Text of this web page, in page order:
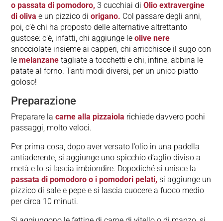
o passata di pomodoro,3 cucchiai di Olio extravergine
di olivae un pizzico di origano. Col passare degli anni,
poi, c’è chi ha proposto delle alternative altrettanto
gustose: c’è, infatti, chi aggiunge leolive nere
snocciolate insieme ai capperi, chi arricchisce il sugo con
lemelanzanetagliate a tocchetti e chi, infine, abbina le
patate al forno. Tanti modi diversi, per un unico piatto
goloso!
Preparazione
Preparare lacarne alla pizzaiola richiede davvero pochi
passaggi, molto veloci.
Per prima cosa, dopo aver versato l’olio in una padella
antiaderente, si aggiunge uno spicchio d’aglio diviso a
metà e lo si lascia imbiondire. Dopodiché si unisce la
passata di pomodoro o i pomodori pelati, si aggiunge un
pizzico di sale e pepe e si lascia cuocere a fuoco medio
per circa 10 minuti.